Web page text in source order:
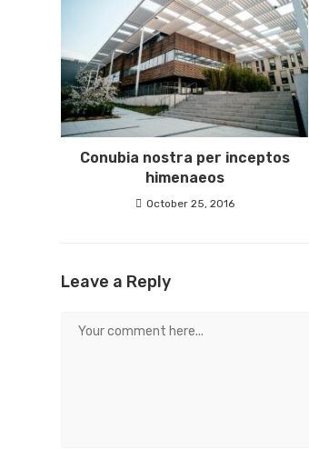
Conubia nostra per inceptos
himenaeos
October 25, 2016
Leave a Reply